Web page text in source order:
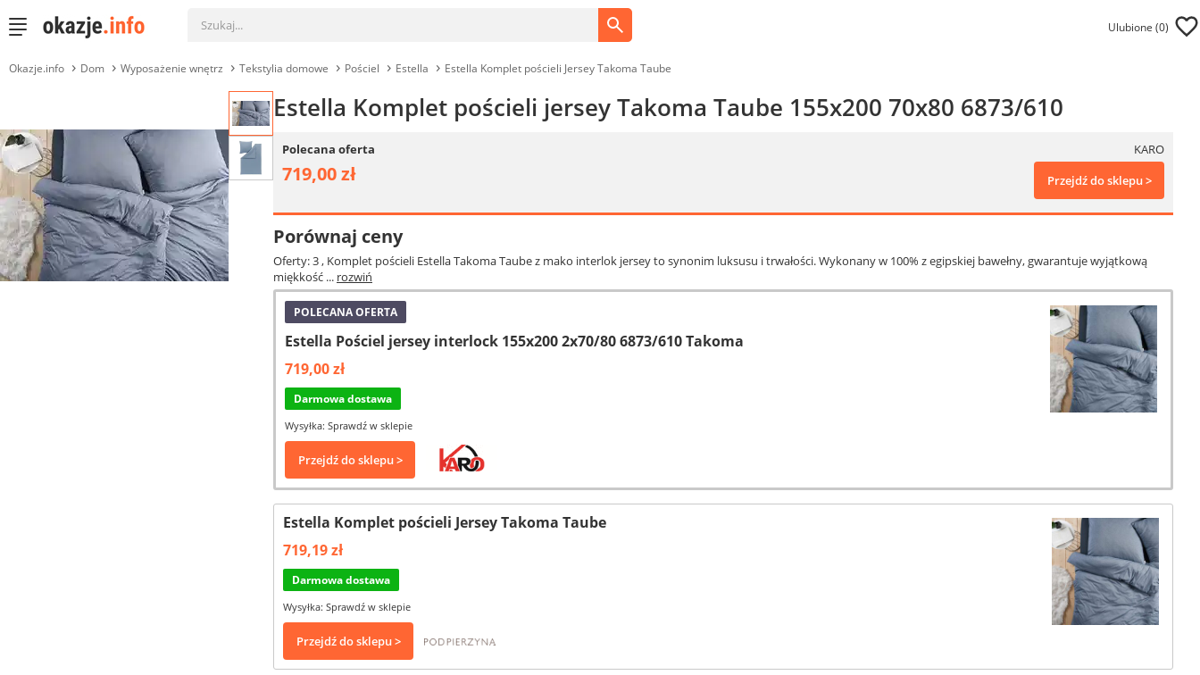
Ulubione (0)
Okazje.info Dom Wyposażenie wnętrz Tekstylia domowe Pościel Estella Estella Komplet pościeli Jersey Takoma Taube
Estella Komplet pościeli jersey Takoma Taube 155x200 70x80 6873/610
Polecana oferta KARO
719,00 zł Przejdź do sklepu >
Porównaj ceny
Oferty: 3, Komplet pościeli Estella Takoma Taube z mako interlok jersey to synonim luksusu i trwałości. Wykonany w 100% z egipskiej bawełny, gwarantuje wyjątkową
miękkość ... rozwiń
POLECANA OFERTA
Estella Pościel jersey interlock 155x200 2x70/80 6873/610 Takoma
719,00 zł
Darmowa dostawa
Wysyłka: Sprawdź w sklepie
Przejdź do sklepu >
Estella Komplet pościeli Jersey Takoma Taube
719,19 zł
Darmowa dostawa
Wysyłka: Sprawdź w sklepie
Przejdź do sklepu >